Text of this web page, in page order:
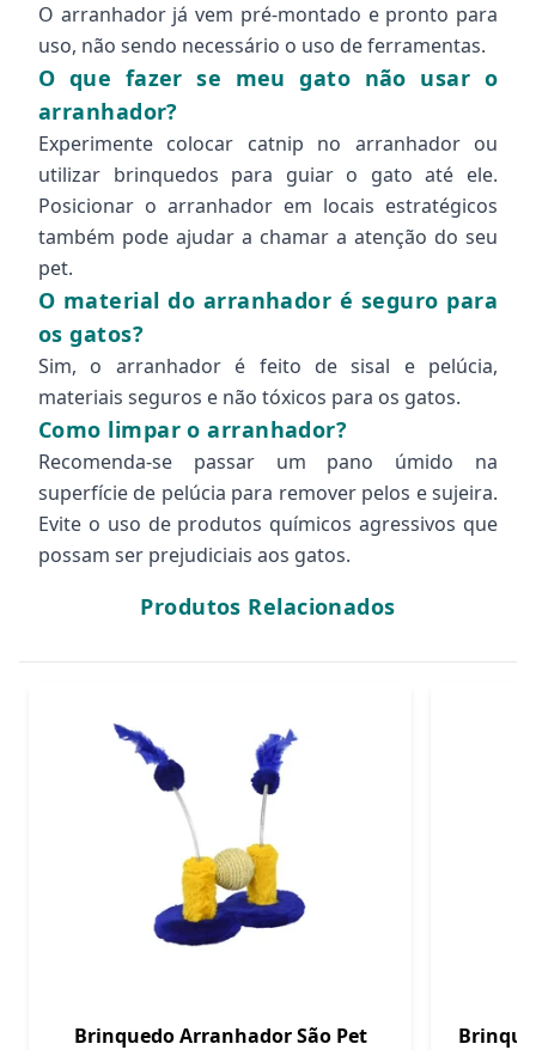
O arranhador já vem pré-montado e pronto para
uso, não sendo necessário o uso de ferramentas.
O que fazer se meu gato não usar o
arranhador?
Experimente colocar catnip no arranhador ou
utilizar brinquedos para guiar o gato até ele.
Posicionar o arranhador em locais estratégicos
também pode ajudar a chamar a atenção do seu
pet.
O material do arranhador é seguro para
os gatos?
Sim, o arranhador é feito de sisal e pelúcia,
materiais seguros e não tóxicos para os gatos.
Como limpar o arranhador?
Recomenda-se passar um pano úmido na
superfície de pelúcia para remover pelos e sujeira.
Evite o uso de produtos químicos agressivos que
possam ser prejudiciais aos gatos.
Produtos Relacionados
Brinquedo Arranhador São Pet